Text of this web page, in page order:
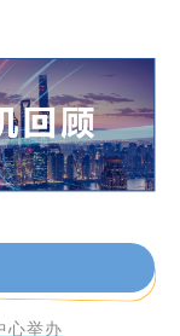
心举办